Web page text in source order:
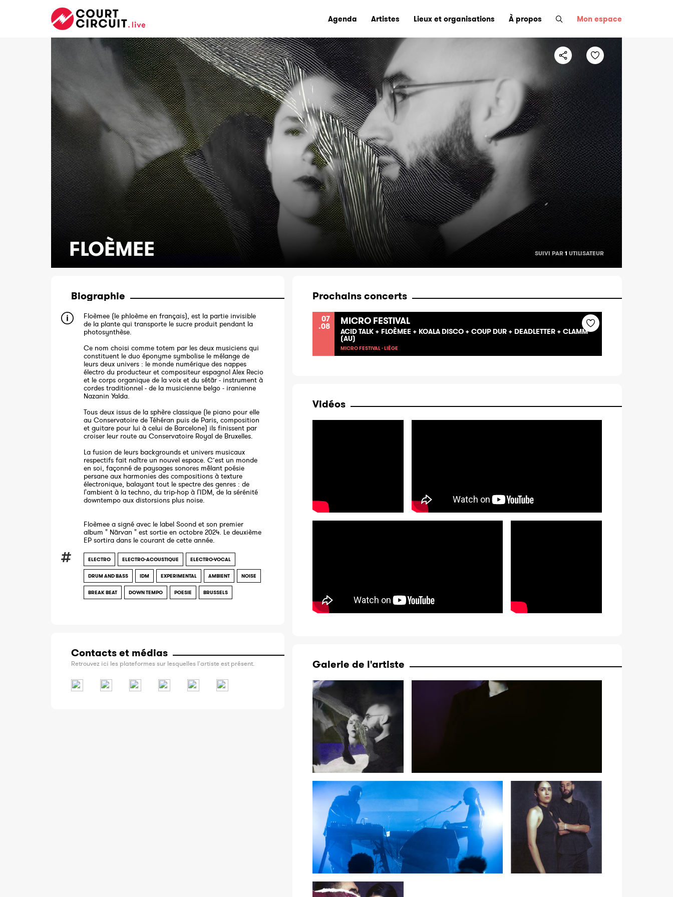
Agenda Artistes Lieux et organisations À propos Mon espace
FLOÈMEE SUIVI PAR 1 UTILISATEUR
Biographie
Floèmee (le phloème en français), est la partie invisible
de la plante qui transporte le sucre produit pendant la
photosynthèse.
Ce nom choisi comme totem par les deux musiciens qui
constituent le duo éponyme symbolise le mélange de
leurs deux univers : le monde numérique des nappes
électro du producteur et compositeur espagnol Alex Recio
et le corps organique de la voix et du sétār - instrument à
cordes traditionnel - de la musicienne belgo - iranienne
Nazanin Yalda.
Tous deux issus de la sphère classique (le piano pour elle
au Conservatoire de Téhéran puis de Paris, composition
et guitare pour lui à celui de Barcelone) ils finissent par
croiser leur route au Conservatoire Royal de Bruxelles.
La fusion de leurs backgrounds et univers musicaux
respectifs fait naître un nouvel espace. C’est un monde
en soi, façonné de paysages sonores mêlant poésie
persane aux harmonies des compositions à texture
électronique, balayant tout le spectre des genres : de
l'ambient à la techno, du trip-hop à l'IDM, de la sérénité
downtempo aux distorsions plus noise.
Floèmee a signé avec le label Soond et son premier
album " Nārvan " est sortie en octobre 2024. Le deuxième
EP sortira dans le courant de cette année.
ELECTRO ELECTRO-ACOUSTIQUE ELECTRO-VOCAL
DRUM AND BASS IDM EXPERIMENTAL AMBIENT NOISE
BREAK BEAT DOWN TEMPO POESIE BRUSSELS
Contacts et médias
Retrouvez ici les plateformes sur lesquelles l'artiste est présent.
Prochains concerts
07
.08 MICRO FESTIVAL
ACID TALK + FLOÈMEE + KOALA DISCO + COUP DUR + DEADLETTER + CLAMM
(AU)
MICRO FESTIVAL - LIÈGE
Vidéos
Galerie de l'artiste